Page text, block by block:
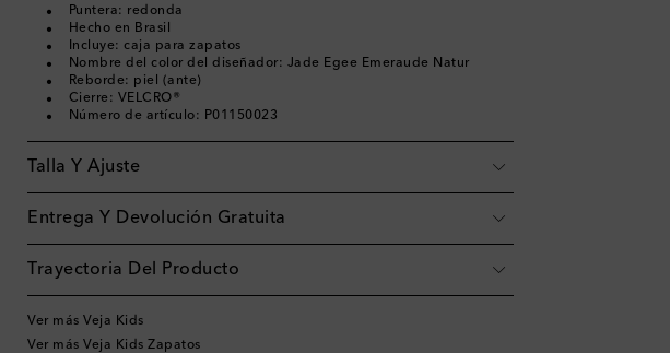
Puntera: redonda
Hecho en Brasil
Incluye: caja para zapatos
Nombre del color del diseñador: Jade Egee Emeraude Natur
Reborde: piel (ante)
Cierre: VELCRO®
Número de artículo: P01150023
Talla Y Ajuste
Entrega Y Devolución Gratuita
Trayectoria Del Producto
Ver más Veja Kids
Ver más Veja Kids Zapatos